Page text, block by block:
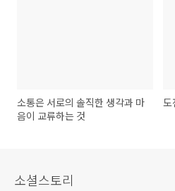
소통은 서로의 솔직한 생각과 마
음이 교류하는 것
도
소셜스토리